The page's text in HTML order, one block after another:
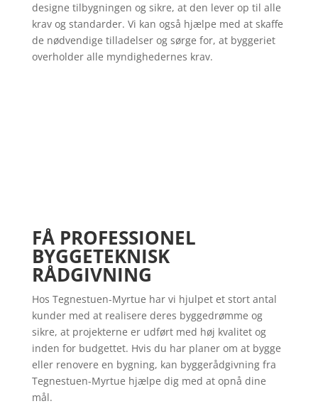
designe tilbygningen og sikre, at den lever op til alle
krav og standarder. Vi kan også hjælpe med at skaffe
de nødvendige tilladelser og sørge for, at byggeriet
overholder alle myndighedernes krav.
FÅ PROFESSIONEL
BYGGETEKNISK
RÅDGIVNING
Hos Tegnestuen-Myrtue har vi hjulpet et stort antal
kunder med at realisere deres byggedrømme og
sikre, at projekterne er udført med høj kvalitet og
inden for budgettet. Hvis du har planer om at bygge
eller renovere en bygning, kan byggerådgivning fra
Tegnestuen-Myrtue hjælpe dig med at opnå dine
mål.